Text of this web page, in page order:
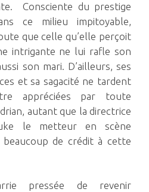
Consciente du prestige
ce milieu impitoyable,
quecelle qu’elle perçoit
intrigante ne lui rafle son
son mari. D’ailleurs, ses
et sa sagacité ne tardent
appréciées par toute
autant que la directrice
le metteur en scène
beaucoup de crédit à cette
pressée de revenir